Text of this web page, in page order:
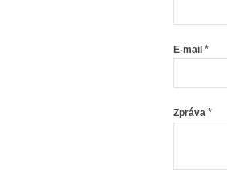
E-mail *
Zpráva *